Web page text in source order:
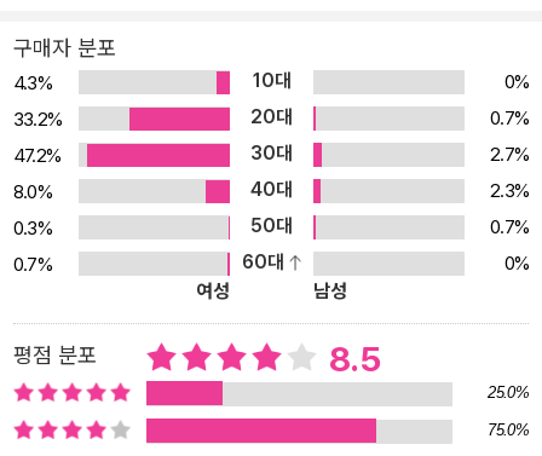
구매자 분포
4.3% 10대
0%
33.2%
20대
0.7%
47.2%
30대
2.7%
8.0%
40대
2.3%
0.3%
50대
0.7%
0.7%
60대
0%
여성
남성
평점 분포 8.5
25.0%
75.0%